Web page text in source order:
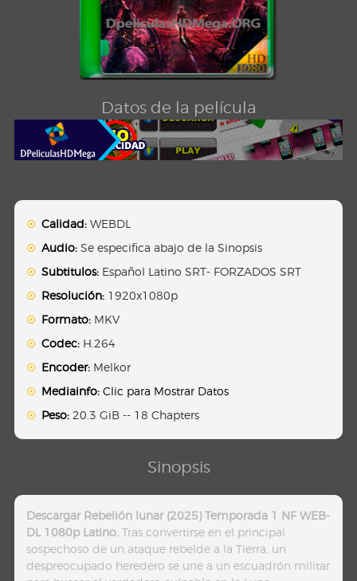
Datos de la película
Calidad: WEBDL
Audio: Se especifica abajo de la Sinopsis
Subtitulos: Español Latino SRT- FORZADOS SRT
Resolución: 1920x1080p
Formato: MKV
Codec: H.264
Encoder: Melkor
Mediainfo: Clic para Mostrar Datos
Peso: 20.3 GiB -- 18 Chapters
Sinopsis
Descargar Rebelión lunar (2025) Temporada 1 NF WEB-
DL 1080p Latino. Tras convertirse en el principal
sospechoso de un ataque rebelde a la Tierra, un
despreocupado heredero se une a un escuadrón militar